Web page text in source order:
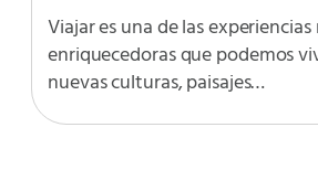
Viajar es una de las experiencias
enriquecedoras que podemos
nuevas culturas, paisajes…